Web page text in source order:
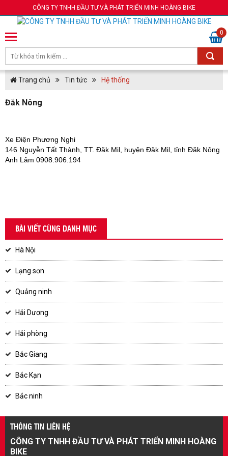
CÔNG TY TNHH ĐẦU TƯ VÀ PHÁT TRIỂN MINH HOÀNG BIKE
0
Trang chủ Tin tức Hệ thống
Đắk Nông
Xe Điện Phương Nghi
146 Nguyễn Tất Thành, TT. Đăk Mil, huyện Đăk Mil, tỉnh Đăk Nông
Anh Lâm 0908.906.194
BÀI VIẾT CÙNG DANH MỤC
Hà Nội
Lạng sơn
Quảng ninh
Hải Dương
Hải phòng
Bắc Giang
Bắc Kạn
Bắc ninh
THÔNG TIN LIÊN HỆ
CÔNG TY TNHH ĐẦU TƯ VÀ PHÁT TRIỂN MINH HOÀNG
BIKE